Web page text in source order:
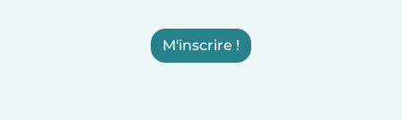
M'inscrire !